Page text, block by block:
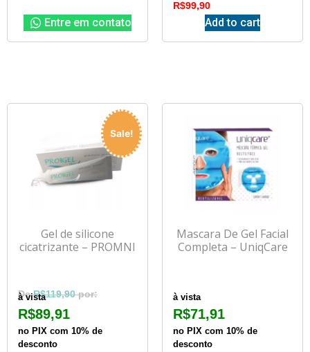
Entre em contato
R$99,90
Add to cart
Sale!
Gel de silicone
cicatrizante – PROMNI
R$119,90
à vista
R$89,91
no PIX com 10% de
desconto
Mascara De Gel Facial
Completa – UniqCare
à vista
R$71,91
no PIX com 10% de
desconto